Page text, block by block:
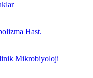
Hast.
Mikrobiyoloji